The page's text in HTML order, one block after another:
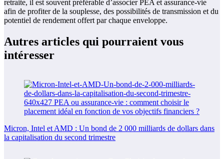
retraite, il est souvent préférable d’associer PEA et assurance-vie
afin de profiter de la souplesse, des possibilités de transmission et du
potentiel de rendement offert par chaque enveloppe.
Autres articles qui pourraient vous
intéresser
Micron, Intel et AMD : Un bond de 2 000 milliards de dollars dans
la capitalisation du second trimestre